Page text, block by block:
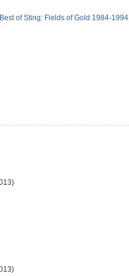
of Sting: Fields of Gold 1984-1994